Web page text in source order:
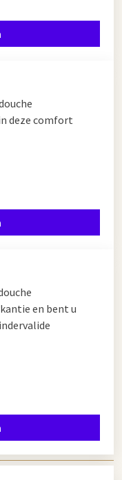
deze comfort
en bent u